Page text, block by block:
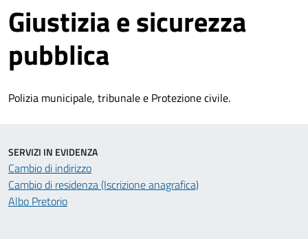
Giustizia e sicurezza
pubblica
Polizia municipale, tribunale e Protezione civile.
SERVIZI IN EVIDENZA
Cambio di indirizzo
Cambio di residenza (Iscrizione anagrafica)
Albo Pretorio